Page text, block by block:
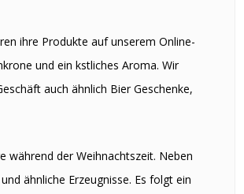
ihre Produkte auf unserem Online-
und ein kӧstliches Aroma. Wir
auch ähnlich Bier Geschenke,
während der Weihnachtszeit. Neben
ähnliche Erzeugnisse. Es folgt ein